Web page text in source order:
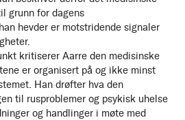
grunn for dagens
hevder er motstridende signaler
kritiserer Aarre den medisinske
er organisert på og ikke minst
Han drøfter hva den
til rusproblemer og psykisk uhelse
og handlinger i møte med